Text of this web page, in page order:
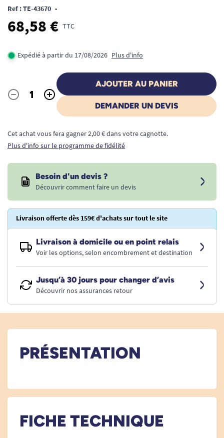
Ref : TE-43670 •
68,58 € TTC
Expédié à partir du 17/08/2026 Plus d'info
Quantité
- +
AJOUTER AU PANIER
DEMANDER UN DEVIS
Cet achat vous fera gagner 2,00 € dans votre cagnotte.
Plus d'info sur le programme de fidélité
Besoin d'un devis ?
Découvrir comment faire un devis
Livraison offerte dès 159€ d'achats sur tout le site
Livraison à domicile ou en point relais
Voir les options, selon encombrement et destination
Jusqu’à 30 jours pour changer d’avis
Découvrir nos assurances retour
PRÉSENTATION
FICHE TECHNIQUE